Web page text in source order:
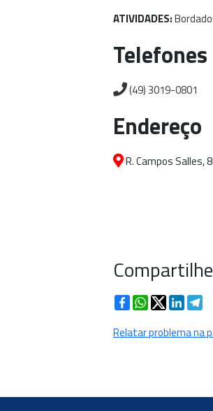
ATIVIDADES:
Telefones
(49) 3019-0801
Endereço
R. Campos Salles,
Compartilhe
FacebookWhatsApp
TwitterLinkedIn
Relatar problema na